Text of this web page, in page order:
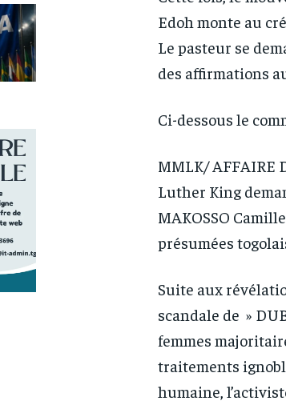
Edoh monte au
Le pasteur se
des affirmations
Ci-dessous le
MMLK/ AFFAIRE
Luther King
MAKOSSO
présumées
Suite aux
scandale de »
femmes
traitements
humaine,